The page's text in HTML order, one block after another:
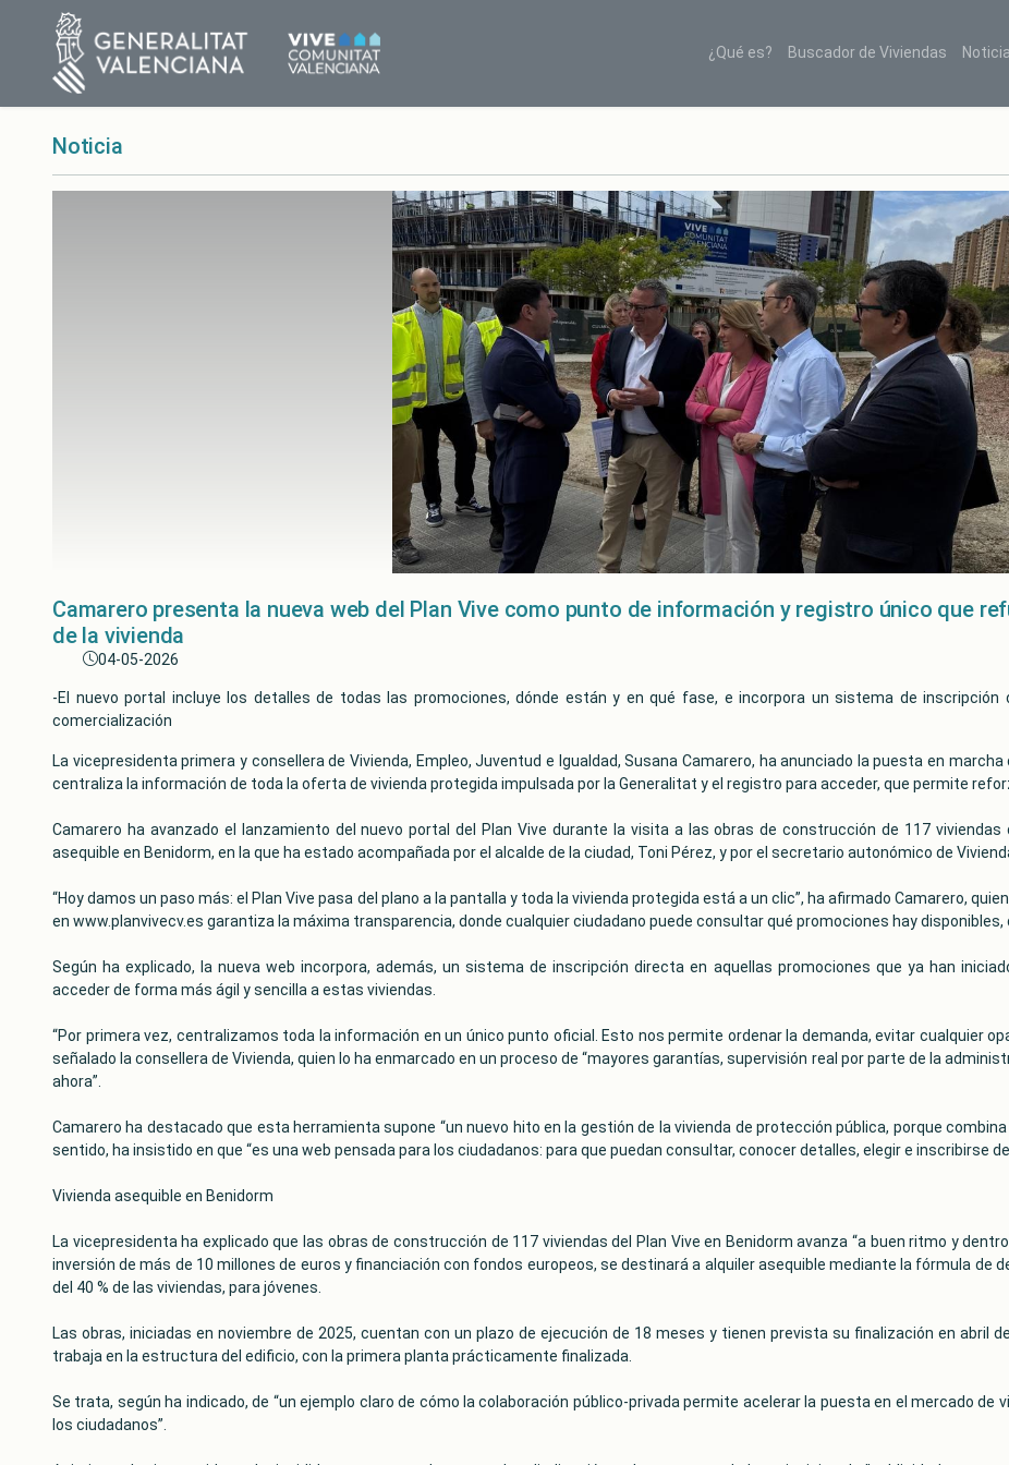
¿Qué es? Buscador de Viviendas
Noticia
Camarero presenta la nueva web del Plan Vive como punto de información y registro único que
de la vivienda
04-05-2026
-El nuevo portal incluye los detalles de todas las promociones, dónde están y en qué fase, e incorpora un sistema de
comercialización
La vicepresidenta primera y consellera de Vivienda, Empleo, Juventud e Igualdad, Susana Camarero, ha anunciado la puesta en
centraliza la información de toda la oferta de vivienda protegida impulsada por la Generalitat y el registro para acceder, que permite
Camarero ha avanzado el lanzamiento del nuevo portal del Plan Vive durante la visita a las obras de construcción de 117
asequible en Benidorm, en la que ha estado acompañada por el alcalde de la ciudad, Toni Pérez, y por el secretario autonómico de
“Hoy damos un paso más: el Plan Vive pasa del plano a la pantalla y toda la vivienda protegida está a un clic”, ha afirmado Camarero,
en www.planvivecv.es garantiza la máxima transparencia, donde cualquier ciudadano puede consultar qué promociones hay disponibles,
Según ha explicado, la nueva web incorpora, además, un sistema de inscripción directa en aquellas promociones que ya han
acceder de forma más ágil y sencilla a estas viviendas.
“Por primera vez, centralizamos toda la información en un único punto oficial. Esto nos permite ordenar la demanda, evitar cualquier
señalado la consellera de Vivienda, quien lo ha enmarcado en un proceso de “mayores garantías, supervisión real por parte de la
ahora”.
Camarero ha destacado que esta herramienta supone “un nuevo hito en la gestión de la vivienda de protección pública, porque
sentido, ha insistido en que “es una web pensada para los ciudadanos: para que puedan consultar, conocer detalles, elegir e inscribirse
Vivienda asequible en Benidorm
La vicepresidenta ha explicado que las obras de construcción de 117 viviendas del Plan Vive en Benidorm avanza “a buen ritmo y
inversión de más de 10 millones de euros y financiación con fondos europeos, se destinará a alquiler asequible mediante la fórmula de
del 40 % de las viviendas, para jóvenes.
Las obras, iniciadas en noviembre de 2025, cuentan con un plazo de ejecución de 18 meses y tienen prevista su finalización en abril
trabaja en la estructura del edificio, con la primera planta prácticamente finalizada.
Se trata, según ha indicado, de “un ejemplo claro de cómo la colaboración público-privada permite acelerar la puesta en el mercado de
los ciudadanos”.